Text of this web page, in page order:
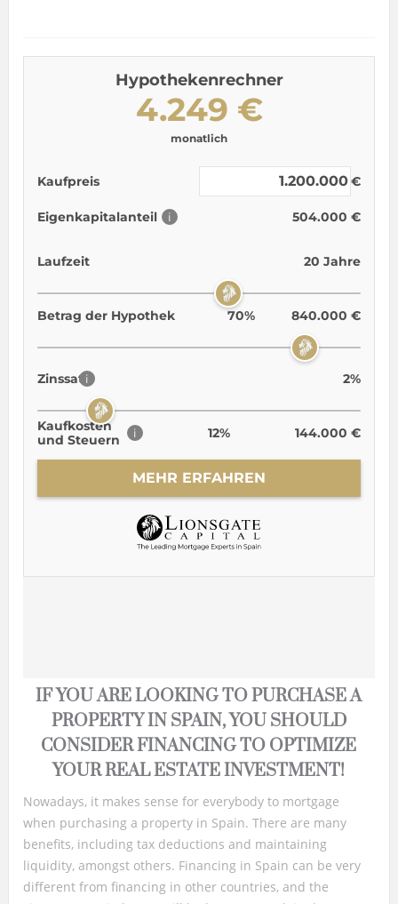
IF YOU ARE LOOKING TO PURCHASE A
PROPERTY IN SPAIN, YOU SHOULD
CONSIDER FINANCING TO OPTIMIZE
YOUR REAL ESTATE INVESTMENT!
Nowadays, it makes sense for everybody to mortgage
when purchasing a property in Spain. There are many
benefits, including tax deductions and maintaining
liquidity, amongst others. Financing in Spain can be very
different from financing in other countries, and the